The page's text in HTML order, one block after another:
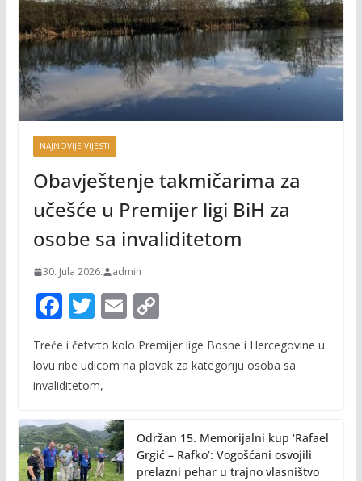
NAJNOVIJE VIJESTI
Obavještenje takmičarima za
učešće u Premijer ligi BiH za
osobe sa invaliditetom
30. Jula 2026. admin
F
ac
e
b
o
k
T
w
itt
er
E
m
ai
C
p
n
k
Treće i četvrto kolo Premijer lige Bosne i Hercegovine u
lovu ribe udicom na plovak za kategoriju osoba sa
invaliditetom,
Održan 15. Memorijalni kup ‘Rafael
Grgić – Rafko’: Vogošćani osvojili
prelazni pehar u trajno vlasništvo